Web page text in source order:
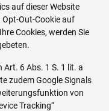
auf dieser Website
Out-Cookie auf
Cookies, werden Sie
Art. 6 Abs. 1 S. 1 lit. a
zudem Google Signals
von
Tracking“